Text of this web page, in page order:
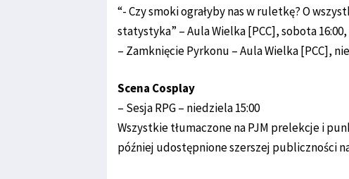
“- Czy smoki ograłyby nas w ruletkę? O
statystyka” – Aula Wielka [PCC], sobota
– Zamknięcie Pyrkonu – Aula Wielka [PCC],
Scena Cosplay
– Sesja RPG – niedziela 15:00
Wszystkie tłumaczone na PJM prelekcje i
później udostępnione szerszej publiczności